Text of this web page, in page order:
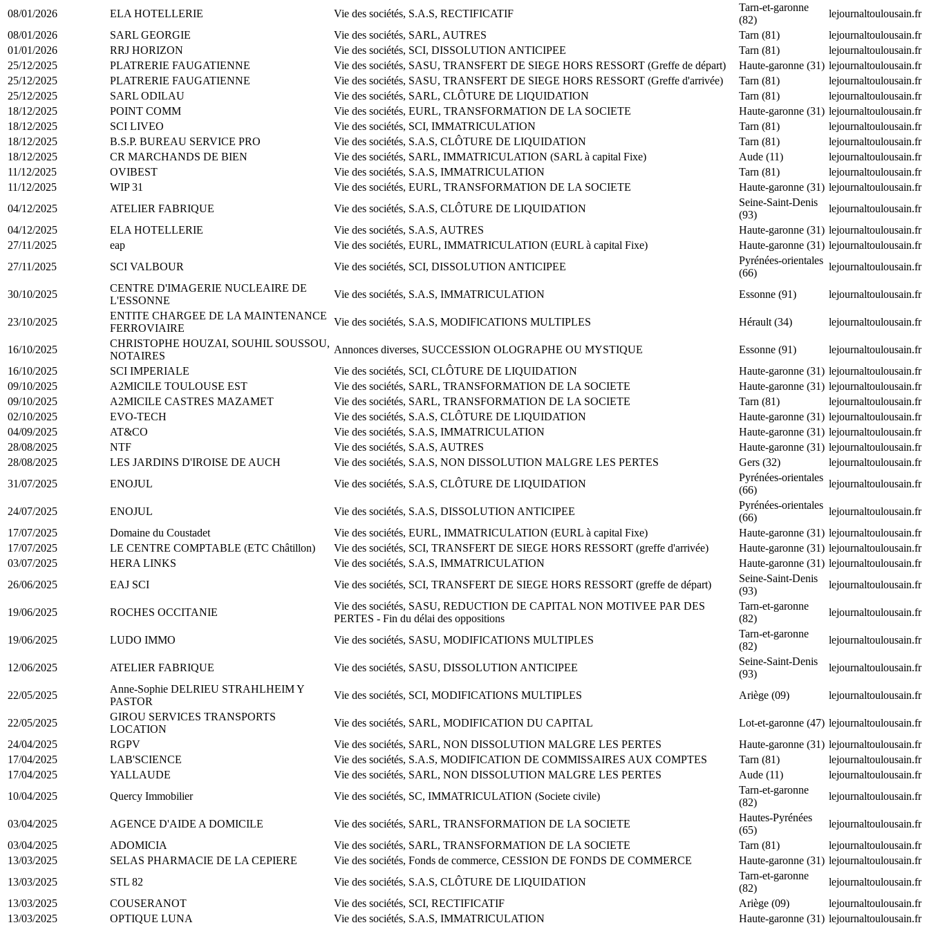
08/01/2026 ELA HOTELLERIE Vie des sociétés, S.A.S, RECTIFICATIF
Tarn-et-garonne
(82)
lejournaltoulousain.fr
08/01/2026
SARL GEORGIE Vie des sociétés, SARL, AUTRES Tarn (81)
lejournaltoulousain.fr
01/01/2026
RRJ HORIZON Vie des sociétés, SCI, DISSOLUTION ANTICIPEE Tarn (81)
lejournaltoulousain.fr
25/12/2025
PLATRERIE FAUGATIENNE Vie des sociétés, SASU, TRANSFERT DE SIEGE HORS RESSORT (Greffe de départ) Haute-garonne (31) lejournaltoulousain.fr
25/12/2025
PLATRERIE FAUGATIENNE Vie des sociétés, SASU, TRANSFERT DE SIEGE HORS RESSORT (Greffe d'arrivée) Tarn (81)
lejournaltoulousain.fr
25/12/2025
SARL ODILAU Vie des sociétés, SARL, CLÔTURE DE LIQUIDATION Tarn (81)
lejournaltoulousain.fr
18/12/2025
POINT COMM Vie des sociétés, EURL, TRANSFORMATION DE LA SOCIETE Haute-garonne (31) lejournaltoulousain.fr
18/12/2025
SCI LIVEO Vie des sociétés, SCI, IMMATRICULATION Tarn (81)
lejournaltoulousain.fr
18/12/2025
B.S.P. BUREAU SERVICE PRO Vie des sociétés, S.A.S, CLÔTURE DE LIQUIDATION Tarn (81)
lejournaltoulousain.fr
18/12/2025
CR MARCHANDS DE BIEN Vie des sociétés, SARL, IMMATRICULATION (SARL à capital Fixe) Aude (11)
lejournaltoulousain.fr
11/12/2025
OVIBEST Vie des sociétés, S.A.S, IMMATRICULATION Tarn (81)
lejournaltoulousain.fr
11/12/2025
WIP 31 Vie des sociétés, EURL, TRANSFORMATION DE LA SOCIETE Haute-garonne (31) lejournaltoulousain.fr
04/12/2025
ATELIER FABRIQUE Vie des sociétés, S.A.S, CLÔTURE DE LIQUIDATION
Seine-Saint-Denis
(93)
lejournaltoulousain.fr
04/12/2025
ELA HOTELLERIE Vie des sociétés, S.A.S, AUTRES Haute-garonne (31) lejournaltoulousain.fr
27/11/2025
eap Vie des sociétés, EURL, IMMATRICULATION (EURL à capital Fixe) Haute-garonne (31) lejournaltoulousain.fr
27/11/2025
SCI VALBOUR Vie des sociétés, SCI, DISSOLUTION ANTICIPEE
Pyrénées-orientales
(66)
lejournaltoulousain.fr
30/10/2025
CENTRE D'IMAGERIE NUCLEAIRE DE
L'ESSONNE
Vie des sociétés, S.A.S, IMMATRICULATION Essonne (91) lejournaltoulousain.fr
23/10/2025
ENTITE CHARGEE DE LA MAINTENANCE
FERROVIAIRE
Vie des sociétés, S.A.S, MODIFICATIONS MULTIPLES Hérault (34) lejournaltoulousain.fr
16/10/2025
CHRISTOPHE HOUZAI, SOUHIL SOUSSOU,
NOTAIRES
Annonces diverses, SUCCESSION OLOGRAPHE OU MYSTIQUE Essonne (91)
lejournaltoulousain.fr
16/10/2025
SCI IMPERIALE Vie des sociétés, SCI, CLÔTURE DE LIQUIDATION Haute-garonne (31) lejournaltoulousain.fr
09/10/2025
A2MICILE TOULOUSE EST Vie des sociétés, SARL, TRANSFORMATION DE LA SOCIETE Haute-garonne (31) lejournaltoulousain.fr
09/10/2025
A2MICILE CASTRES MAZAMET Vie des sociétés, SARL, TRANSFORMATION DE LA SOCIETE Tarn (81)
lejournaltoulousain.fr
02/10/2025
EVO-TECH Vie des sociétés, S.A.S, CLÔTURE DE LIQUIDATION Haute-garonne (31) lejournaltoulousain.fr
04/09/2025
AT&CO Vie des sociétés, S.A.S, IMMATRICULATION Haute-garonne (31) lejournaltoulousain.fr
28/08/2025
NTF Vie des sociétés, S.A.S, AUTRES Haute-garonne (31) lejournaltoulousain.fr
28/08/2025
LES JARDINS D'IROISE DE AUCH Vie des sociétés, S.A.S, NON DISSOLUTION MALGRE LES PERTES Gers (32)
lejournaltoulousain.fr
31/07/2025
ENOJUL Vie des sociétés, S.A.S, CLÔTURE DE LIQUIDATION
Pyrénées-orientales
(66)
lejournaltoulousain.fr
24/07/2025 ENOJUL Vie des sociétés, S.A.S, DISSOLUTION ANTICIPEE
Pyrénées-orientales
(66)
lejournaltoulousain.fr
17/07/2025
Domaine du Coustadet Vie des sociétés, EURL, IMMATRICULATION (EURL à capital Fixe) Haute-garonne (31) lejournaltoulousain.fr
17/07/2025
LE CENTRE COMPTABLE (ETC Châtillon) Vie des sociétés, SCI, TRANSFERT DE SIEGE HORS RESSORT (greffe d'arrivée) Haute-garonne (31) lejournaltoulousain.fr
03/07/2025
HERA LINKS Vie des sociétés, S.A.S, IMMATRICULATION Haute-garonne (31) lejournaltoulousain.fr
26/06/2025
EAJ SCI Vie des sociétés, SCI, TRANSFERT DE SIEGE HORS RESSORT (greffe de départ)
Seine-Saint-Denis
(93)
lejournaltoulousain.fr
19/06/2025 ROCHES OCCITANIE
Vie des sociétés, SASU, REDUCTION DE CAPITAL NON MOTIVEE PAR DES
PERTES - Fin du délai des oppositions
Tarn-et-garonne
(82)
lejournaltoulousain.fr
19/06/2025 LUDO IMMO Vie des sociétés, SASU, MODIFICATIONS MULTIPLES
Tarn-et-garonne
(82)
lejournaltoulousain.fr
12/06/2025 ATELIER FABRIQUE Vie des sociétés, SASU, DISSOLUTION ANTICIPEE
Seine-Saint-Denis
(93)
lejournaltoulousain.fr
22/05/2025
Anne-Sophie DELRIEU STRAHLHEIM Y
PASTOR
Vie des sociétés, SCI, MODIFICATIONS MULTIPLES Ariège (09) lejournaltoulousain.fr
22/05/2025
GIROU SERVICES TRANSPORTS
LOCATION
Vie des sociétés, SARL, MODIFICATION DU CAPITAL Lot-et-garonne (47) lejournaltoulousain.fr
24/04/2025
RGPV Vie des sociétés, SARL, NON DISSOLUTION MALGRE LES PERTES Haute-garonne (31) lejournaltoulousain.fr
17/04/2025
LAB'SCIENCE Vie des sociétés, S.A.S, MODIFICATION DE COMMISSAIRES AUX COMPTES Tarn (81)
lejournaltoulousain.fr
17/04/2025
YALLAUDE Vie des sociétés, SARL, NON DISSOLUTION MALGRE LES PERTES Aude (11)
lejournaltoulousain.fr
10/04/2025
Quercy Immobilier Vie des sociétés, SC, IMMATRICULATION (Societe civile)
Tarn-et-garonne
(82)
lejournaltoulousain.fr
03/04/2025 AGENCE D'AIDE A DOMICILE Vie des sociétés, SARL, TRANSFORMATION DE LA SOCIETE
Hautes-Pyrénées
(65)
lejournaltoulousain.fr
03/04/2025
ADOMICIA Vie des sociétés, SARL, TRANSFORMATION DE LA SOCIETE Tarn (81)
lejournaltoulousain.fr
13/03/2025
SELAS PHARMACIE DE LA CEPIERE Vie des sociétés, Fonds de commerce, CESSION DE FONDS DE COMMERCE Haute-garonne (31) lejournaltoulousain.fr
13/03/2025
STL 82 Vie des sociétés, S.A.S, CLÔTURE DE LIQUIDATION
Tarn-et-garonne
(82)
lejournaltoulousain.fr
13/03/2025
COUSERANOT Vie des sociétés, SCI, RECTIFICATIF Ariège (09)
lejournaltoulousain.fr
13/03/2025
OPTIQUE LUNA Vie des sociétés, S.A.S, IMMATRICULATION Haute-garonne (31) lejournaltoulousain.fr